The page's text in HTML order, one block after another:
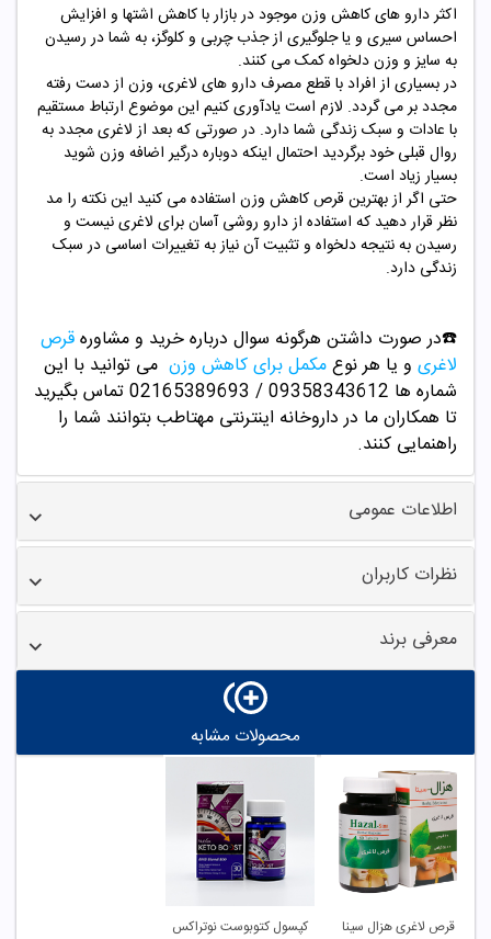
اکثر دارو های کاهش وزن موجود در بازار با کاهش اشتها و افزایش
احساس سیری و یا جلوگیری از جذب چربی و کلوگز، به شما در رسیدن
به سایز و وزن دلخواه کمک می کنند.
در بسیاری از افراد با قطع مصرف دارو های لاغری، وزن از دست رفته
مجدد بر می گردد. لازم است یادآوری کنیم این موضوع ارتباط مستقیم
با عادات و سبک زندگی شما دارد. در صورتی که بعد از لاغری مجدد به
روال قبلی خود برگردید احتمال اینکه دوباره درگیر اضافه وزن شوید
بسیار زیاد است.
حتی اگر از بهترین قرص کاهش وزن استفاده می کنید این نکته را مد
نظر قرار دهید که استفاده از دارو روشی آسان برای لاغری نیست و
رسیدن به نتیجه دلخواه و تثبیت آن نیاز به تغییرات اساسی در سبک
زندگی دارد.
☎️در صورت داشتن هرگونه سوال درباره خرید ومشاورهقرص
لاغری و یا هر نوعمکمل برای کاهش وزن می توانید با این
شماره ها 09358343612 / 02165389693
تماس بگیرید
تا همکاران ما در داروخانه اینترنتی مهتاطب بتوانند شما را
راهنمایی کنند.
اطلاعات عمومی
نظرات کاربران
معرفی برند
محصولات مشابه
قرص لاغری هزال سینا کپسول کتوبوست نوتراکس